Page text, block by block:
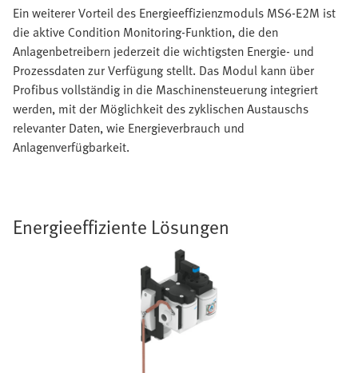
Ein weiterer Vorteil des Energieeffizienzmoduls MS6-E2M ist
die aktive Condition Monitoring-Funktion, die den
Anlagenbetreibern jederzeit die wichtigsten Energie- und
Prozessdaten zur Verfügung stellt. Das Modul kann über
Profibus vollständig in die Maschinensteuerung integriert
werden, mit der Möglichkeit des zyklischen Austauschs
relevanter Daten, wie Energieverbrauch und
Anlagenverfügbarkeit.
Energieeffiziente Lösungen